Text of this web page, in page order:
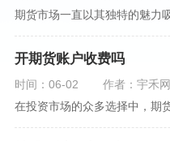
开期货账户收费吗
时间：06-02
作者：宇禾网